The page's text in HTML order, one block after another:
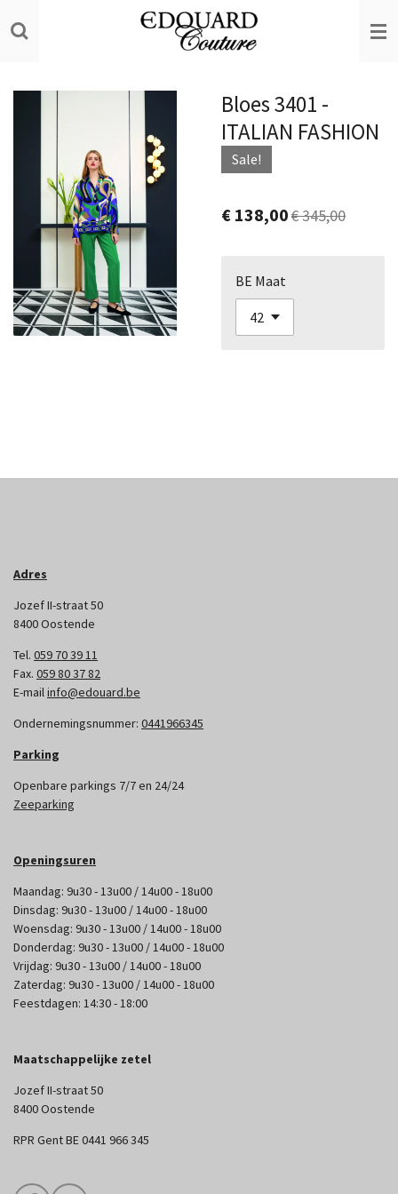
direct
Bloes 3401 -
ITALIAN FASHION
Sale!
€ 138,00€ 345,00
BE Maat
Adres
Jozef II-straat 50
8400 Oostende
Tel. 059 70 39 11
Fax. 059 80 37 82
E-mailinfo@edouard.be
Ondernemingsnummer: 0441966345
Parking
Openbare parkings 7/7 en 24/24
Zeeparking
Openingsuren
Maandag: 9u30 - 13u00 / 14u00 - 18u00
Dinsdag: 9u30 - 13u00 / 14u00 - 18u00
Woensdag: 9u30 - 13u00 / 14u00 - 18u00
Donderdag: 9u30 - 13u00 / 14u00 - 18u00
Vrijdag: 9u30 - 13u00 / 14u00 - 18u00
Zaterdag: 9u30 - 13u00 / 14u00 - 18u00
Feestdagen: 14:30 - 18:00
Maatschappelijke zetel
Jozef II-straat 50
8400 Oostende
RPR Gent BE 0441 966 345